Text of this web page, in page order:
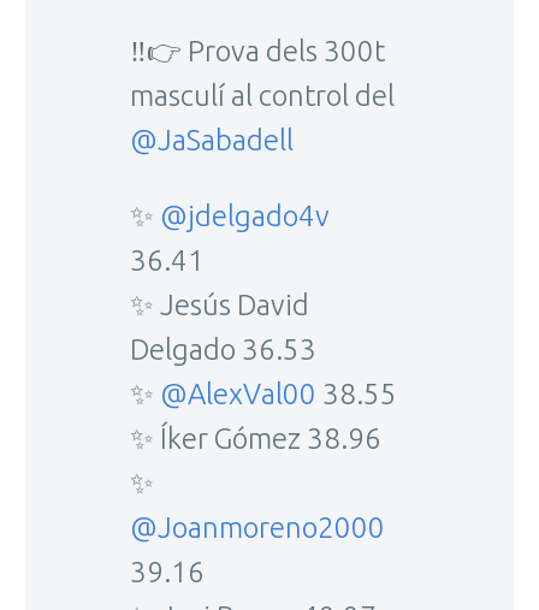
‼️👉 Prova dels 300t
masculí al control del
@JaSabadell
✨ @jdelgado4v
36.41
✨ Jesús David
Delgado 36.53
✨ @AlexVal00 38.55
✨ Íker Gómez 38.96
✨
@Joanmoreno2000
39.16